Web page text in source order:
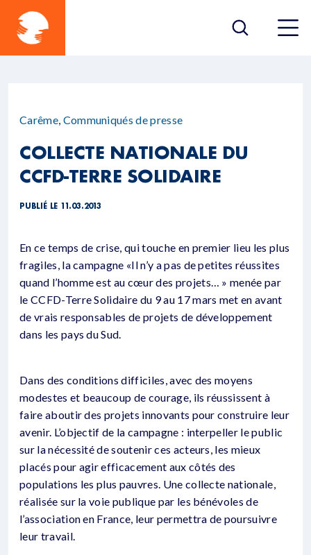
Carême, Communiqués de presse
COLLECTE NATIONALE DU
CCFD-TERRE SOLIDAIRE
PUBLIÉ LE 11.03.2013
En ce temps de crise, qui touche en premier lieu les plus
fragiles, la campagne «Il n’y a pas de petites réussites
quand l’homme est au cœur des projets… » menée par
le CCFD-Terre Solidaire du 9 au 17 mars met en avant
de vrais responsables de projets de développement
dans les pays du Sud.
Dans des conditions difficiles, avec des moyens
modestes et beaucoup de courage, ils réussissent à
faire aboutir des projets innovants pour construire leur
avenir. L’objectif de la campagne : interpeller le public
sur la nécessité de soutenir ces acteurs, les mieux
placés pour agir efficacement aux côtés des
populations les plus pauvres. Une collecte nationale,
réalisée sur la voie publique par les bénévoles de
l’association en France, leur permettra de poursuivre
leur travail.